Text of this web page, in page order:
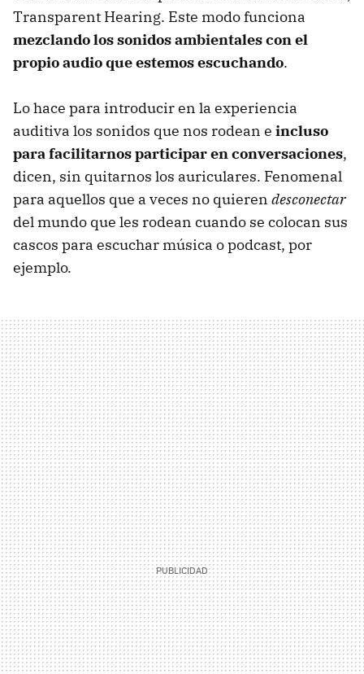
Transparent Hearing. Este modo funciona
mezclando los sonidos ambientales con el
propio audio que estemos escuchando.
Lo hace para introducir en la experiencia
auditiva los sonidos que nos rodean e incluso
para facilitarnos participar en conversaciones,
dicen, sin quitarnos los auriculares. Fenomenal
para aquellos que a veces no quieren desconectar
del mundo que les rodean cuando se colocan sus
cascos para escuchar música o podcast, por
ejemplo.